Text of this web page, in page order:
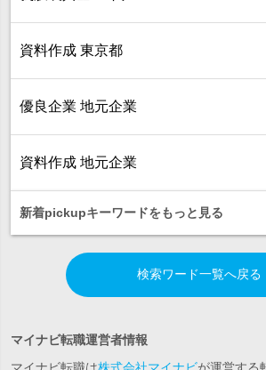
資料作成 東京都
優良企業 地元企業
資料作成 地元企業
新着pickupキーワードをもっと見る
検索ワード一覧へ戻る
マイナビ転職運営者情報